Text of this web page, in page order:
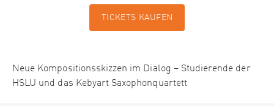
TICKETS KAUFEN
Neue Kompositionsskizzen im Dialog – Studierende der
HSLU und das Kebyart Saxophonquartett